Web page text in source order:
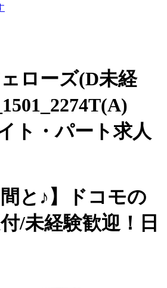
ローズ(D未経
ト・パート求人
間と♪】ドコモの
/未経験歓迎！日